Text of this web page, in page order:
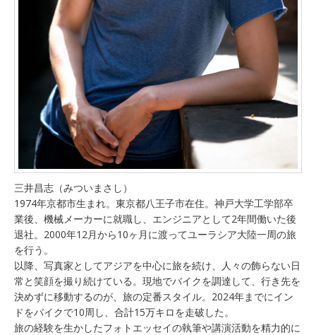
三井昌志（みついまさし）
1974年京都市生まれ。東京都八王子市在住。神戸大学工学部卒
業後、機械メーカーに就職し、エンジニアとして2年間働いた後
退社。2000年12月から10ヶ月に渡ってユーラシア大陸一周の旅
を行う。
以降、写真家としてアジアを中心に旅を続け、人々の飾らない日
常と笑顔を撮り続けている。現地でバイクを調達して、行き先を
決めずに移動するのが、旅の定番スタイル。2024年までにイン
ドをバイクで10周し、合計15万キロを走破した。
旅の経験を生かしたフォトエッセイの執筆や講演活動を精力的に